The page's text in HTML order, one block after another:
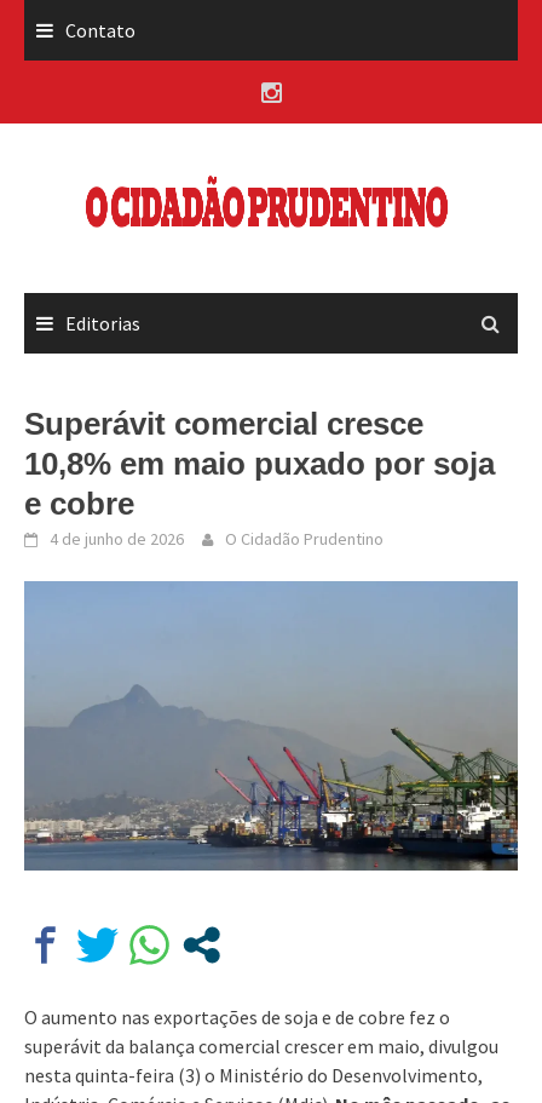
Contato
Editorias
Superávit comercial cresce
10,8% em maio puxado por soja
e cobre
4 de junho de 2026 O Cidadão Prudentino
O aumento nas exportações de soja e de cobre fez o
superávit da balança comercial crescer em maio, divulgou
nesta quinta-feira (3) o Ministério do Desenvolvimento,